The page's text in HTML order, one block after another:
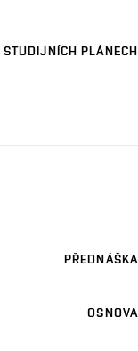
PLÁNECH
PŘEDNÁŠKA
OSNOVA